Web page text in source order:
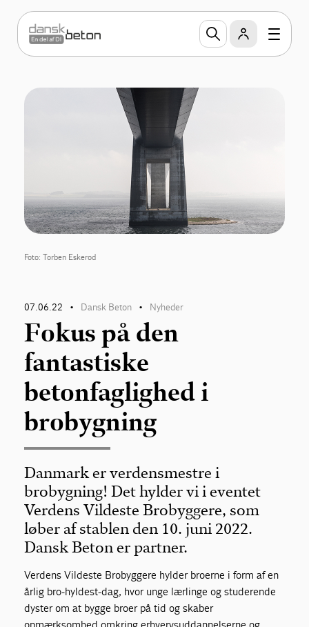
Foto: Torben Eskerod
07.06.22 • Dansk Beton • Nyheder
Fokus på den
fantastiske
betonfaglighed i
brobygning
Danmark er verdensmestre i
brobygning! Det hylder vi i eventet
Verdens Vildeste Brobyggere, som
løber af stablen den 10. juni 2022.
Dansk Beton er partner.
Verdens Vildeste Brobyggere hylder broerne i form af en
årlig bro-hyldest-dag, hvor unge lærlinge og studerende
dyster om at bygge broer på tid og skaber